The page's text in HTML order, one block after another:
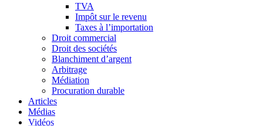
TVA
Impôt sur le revenu
Taxes à l’importation
Droit commercial
Droit des sociétés
Blanchiment d’argent
Arbitrage
Médiation
Procuration durable
Articles
Médias
Vidéos